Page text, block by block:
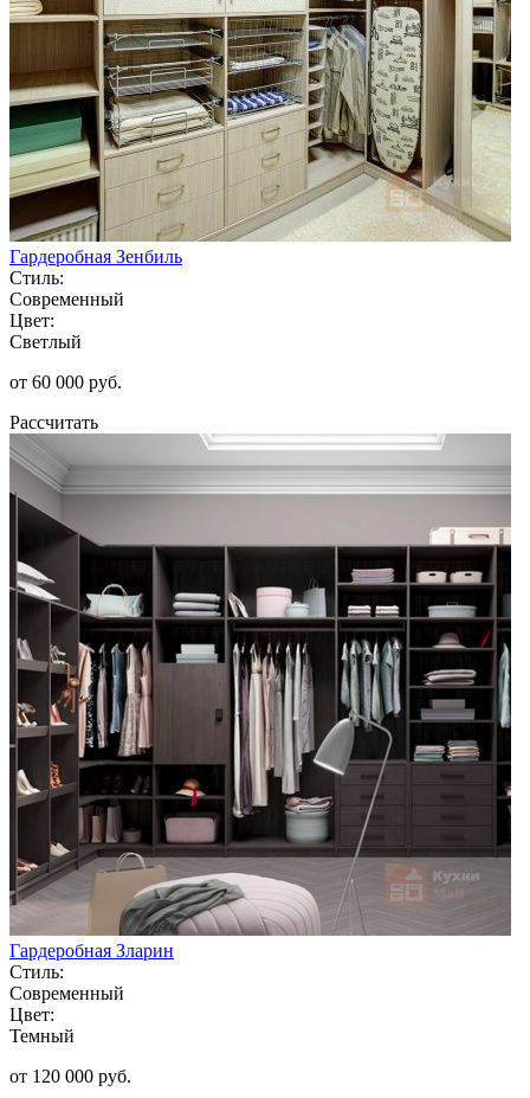
Гардеробная Зенбиль
Стиль:
Современный
Цвет:
Светлый
от 60 000 руб.
Рассчитать
Гардеробная Зларин
Стиль:
Современный
Цвет:
Темный
от 120 000 руб.